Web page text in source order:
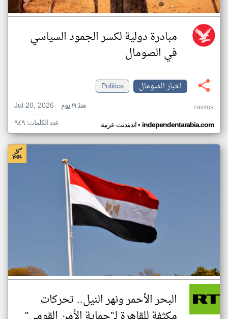
مبادرة دولية لكسر الجمود السياسي
في الصومال
اخبار الصومال
Politics
Jul 20, 2026
منذ ١٩ يوم TG09DS
اندبندنت عربية• independentarabia.com عدد الكلمات: ٩٤٩
البحر الأحمر ونهر النيل.. تحركات